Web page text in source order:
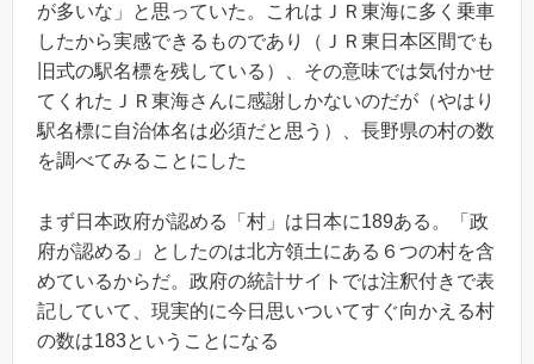
が多いな」と思っていた。これはＪＲ東海に多く乗車
したから実感できるものであり（ＪＲ東日本区間でも
旧式の駅名標を残している）、その意味では気付かせ
てくれたＪＲ東海さんに感謝しかないのだが（やはり
駅名標に自治体名は必須だと思う）、長野県の村の数
を調べてみることにした
まず日本政府が認める「村」は日本に189ある。「政
府が認める」としたのは北方領土にある６つの村を含
めているからだ。政府の統計サイトでは注釈付きで表
記していて、現実的に今日思いついてすぐ向かえる村
の数は183ということになる